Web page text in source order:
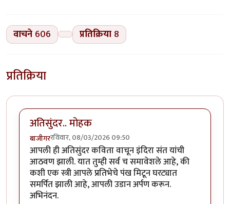
वाचने 606 प्रतिक्रिया 8
प्रतिक्रिया
अतिसुंदर.. मोहक
बाजीगररविवार, 08/03/2026 09:50
आपली ही अतिसुंदर कविता वाचून इंदिरा संत यांची
आठवण झाली. यात तुम्ही सर्व च समावेशले आहे, की
कशी एक स्त्री आपले प्रतिभेचे पंख मिटून घरट्यात
समर्पित झाली आहे, आपली उडान अर्पण करून.
अभिनंदन.